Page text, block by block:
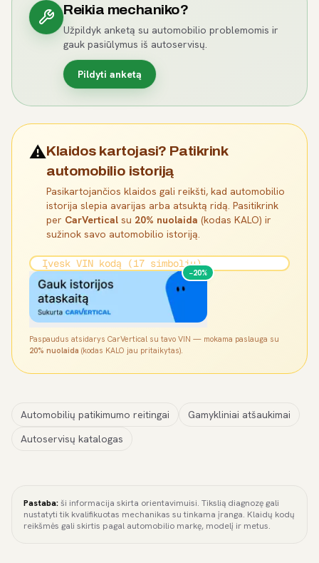
Reikia mechaniko?
Užpildyk anketą su automobilio problemomis ir
gauk pasiūlymus iš autoservisų.
Pildyti anketą
⚠️Klaidos kartojasi? Patikrink
automobilio istoriją
Pasikartojančios klaidos gali reikšti, kad automobilio
istorija slepia avarijas arba atsuktą ridą. Pasitikrink
per CarVertical su 20% nuolaida (kodas KALO) ir
sužinok savo automobilio istoriją.
−20%
Paspaudus atsidarys CarVertical su tavo VIN — mokama paslauga su
20% nuolaida (kodas KALO jau pritaikytas).
Automobilių patikimumo reitingai
Gamykliniai atšaukimai
Autoservisų katalogas
Pastaba:ši informacija skirta orientavimuisi. Tikslią diagnozę gali
nustatyti tik kvalifikuotas mechanikas su tinkama įranga. Klaidų kodų
reikšmės gali skirtis pagal automobilio markę, modelį ir metus.